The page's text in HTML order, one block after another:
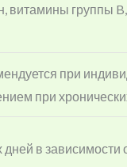
витамины группы
при
при
дней в